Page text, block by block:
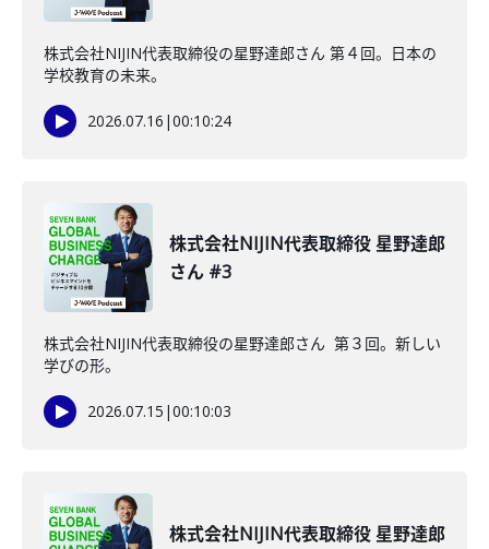
株式会社NIJIN代表取締役の星野達郎さん 第４回。日本の
学校教育の未来。
2026.07.16 |00:10:24
株式会社NIJIN代表取締役 星野達郎
さん #3
株式会社NIJIN代表取締役の星野達郎さん 第３回。新しい
学びの形。
2026.07.15 |00:10:03
株式会社NIJIN代表取締役 星野達郎